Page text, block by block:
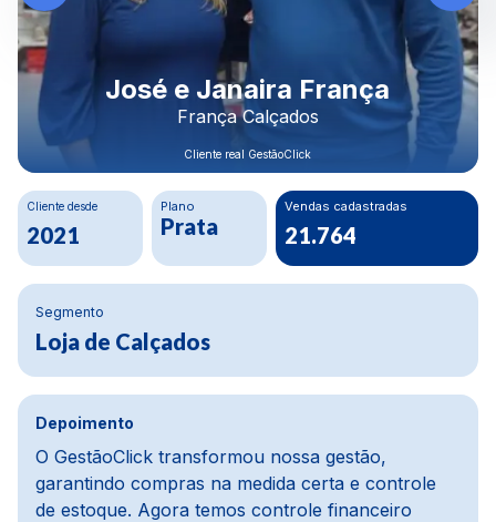
Rodrigo Morais
Construbeto Materiais LTDA
Cliente real GestãoClick
Cliente desde
2020
Plano
Ouro
Crescimento Financeiro
80%
Segmento
Materiais de construção
Depoimento
Na parte financeira, a mudança foi da água para
o vinho, melhoramos cerca de 80%. Usávamos
um ERP defasado, e com o GestãoClick tudo ficou